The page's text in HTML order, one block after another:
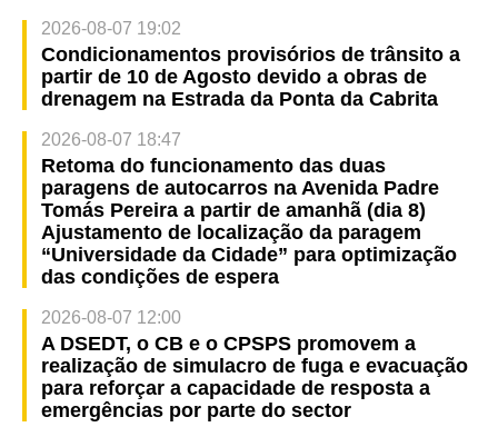
2026-08-07 19:02
Condicionamentos provisórios de trânsito a
partir de 10 de Agosto devido a obras de
drenagem na Estrada da Ponta da Cabrita
2026-08-07 18:47
Retoma do funcionamento das duas
paragens de autocarros na Avenida Padre
Tomás Pereira a partir de amanhã (dia 8)
Ajustamento de localização da paragem
“Universidade da Cidade” para optimização
das condições de espera
2026-08-07 12:00
A DSEDT, o CB e o CPSPS promovem a
realização de simulacro de fuga e evacuação
para reforçar a capacidade de resposta a
emergências por parte do sector